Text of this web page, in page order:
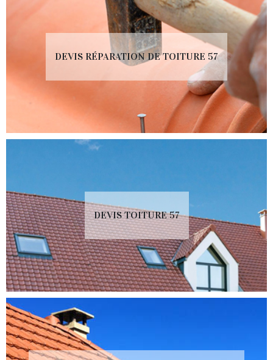
DEVIS RÉPARATION DE TOITURE 57
DEVIS TOITURE 57